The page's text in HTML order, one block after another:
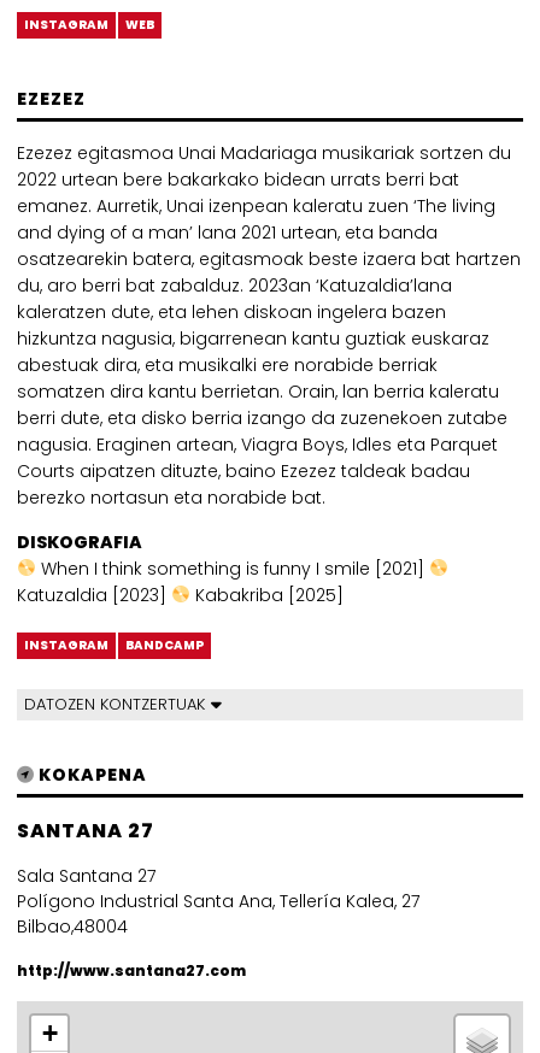
INSTAGRAM WEB
EZEZEZ
Ezezez egitasmoa Unai Madariaga musikariak sortzen du
2022 urtean bere bakarkako bidean urrats berri bat
emanez. Aurretik, Unai izenpean kaleratu zuen ‘The living
and dying of a man’ lana 2021 urtean, eta banda
osatzearekin batera, egitasmoak beste izaera bat hartzen
du, aro berri bat zabalduz. 2023an ‘Katuzaldia’lana
kaleratzen dute, eta lehen diskoan ingelera bazen
hizkuntza nagusia, bigarrenean kantu guztiak euskaraz
abestuak dira, eta musikalki ere norabide berriak
somatzen dira kantu berrietan. Orain, lan berria kaleratu
berri dute, eta disko berria izango da zuzenekoen zutabe
nagusia. Eraginen artean, Viagra Boys, Idles eta Parquet
Courts aipatzen dituzte, baino Ezezez taldeak badau
berezko nortasun eta norabide bat.
DISKOGRAFIA
When I think something is funny I smile [2021]
Katuzaldia [2023]
Kabakriba [2025]
INSTAGRAM BANDCAMP
DATOZEN KONTZERTUAK
KOKAPENA
SANTANA 27
Sala Santana 27
Polígono Industrial Santa Ana, Tellería Kalea, 27
Bilbao,48004
http://www.santana27.com
+